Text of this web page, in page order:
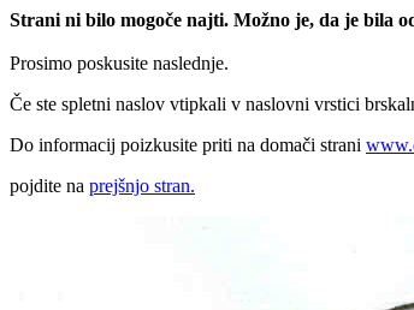
Strani ni bilo mogoče najti. Možno je, da je bila
Prosimo poskusite naslednje.
Če ste spletni naslov vtipkali v naslovni vrstici
Do informacij poizkusite priti na domači strani
pojdite na prejšnjo stran.